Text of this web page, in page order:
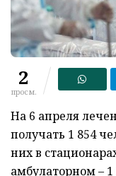
2
просм.
На 6 апреля
получать 1 854
них в
амбулаторном –